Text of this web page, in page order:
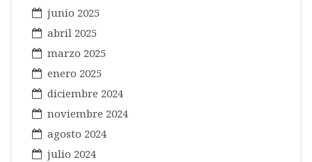
junio 2025
abril 2025
marzo 2025
enero 2025
diciembre 2024
noviembre 2024
agosto 2024
julio 2024